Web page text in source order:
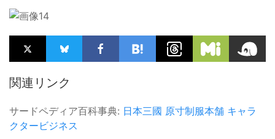
関連リンク
サードペディア百科事典: 日本三國 原寸制服本舗 キャラ
クタービジネス